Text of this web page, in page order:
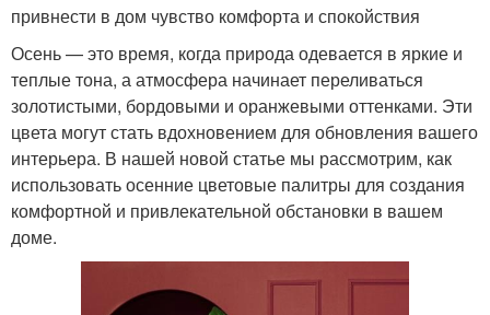
привнести в дом чувство комфорта и спокойствия
Осень — это время, когда природа одевается в яркие и
теплые тона, а атмосфера начинает переливаться
золотистыми, бордовыми и оранжевыми оттенками. Эти
цвета могут стать вдохновением для обновления вашего
интерьера. В нашей новой статье мы рассмотрим, как
использовать осенние цветовые палитры для создания
комфортной и привлекательной обстановки в вашем
доме.